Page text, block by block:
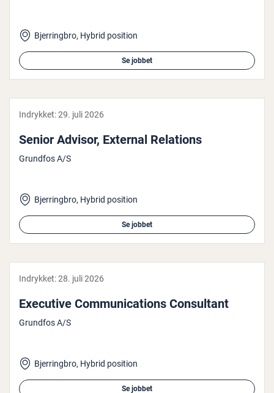
Bjerringbro, Hybrid position
Se jobbet
Indrykket:29. juli 2026
Senior Advisor, External Relations
Grundfos A/S
Bjerringbro, Hybrid position
Se jobbet
Indrykket:28. juli 2026
Executive Com­mu­ni­ca­tions Con­sul­tant
Grundfos A/S
Bjerringbro, Hybrid position
Se jobbet